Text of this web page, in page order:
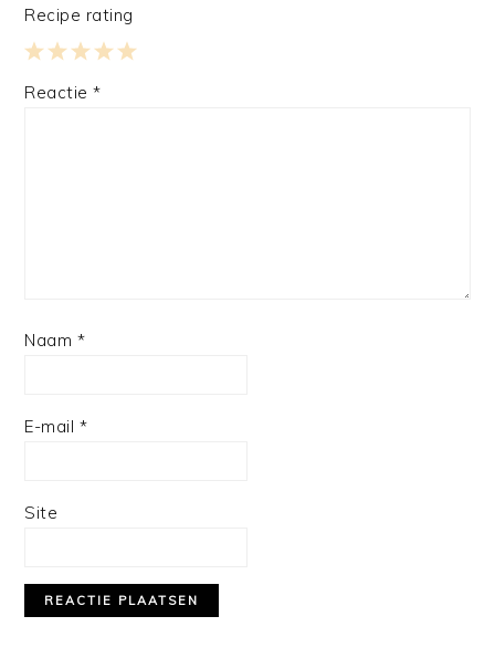
Recipe rating
4
3
2
1
Reactie*
Naam *
E-mail *
Site